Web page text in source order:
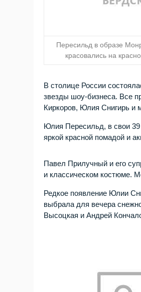
Пересильд в образе
красовались на
В столице России
звезды шоу-бизнеса. Все
Киркоров, Юлия Снигирь и
Юлия Пересильд, в свои
яркой красной помадой и
Павел Прилучный и его
и классическом костюме.
Редкое появление Юлии
выбрала для вечера
Высоцкая и Андрей